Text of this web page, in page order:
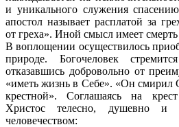
и уникального служения
апостол называет расплатой за
от греха». Иной смысл имеет
В воплощении осуществилось
природе. Богочеловек
отказавшись добровольно от
«иметь жизнь в Себе». «Он смирил
крестной». Соглашаясь на
Христос телесно, душевно и
человечеством: